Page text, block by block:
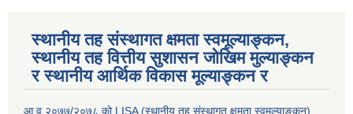
स्थानीय तह संस्थागत क्षमता स्वमूल्याङ्कन,
स्थानीय तह वित्तीय सुशासन जोखिम मुल्याङ्कन
र स्थानीय आर्थिक विकास मूल्याङ्कन र
आ.व.२०७७/२०७८ को LISA (स्थानीय तह संस्थागत क्षमता स्वमूल्याङ्कन)